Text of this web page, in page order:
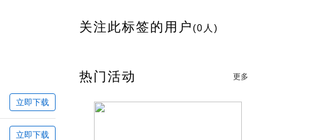
立即下载
立即下载
关注此标签的用户 (0人)
热门活动 更多